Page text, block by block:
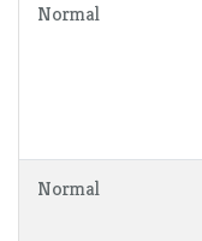
Normal
Normal